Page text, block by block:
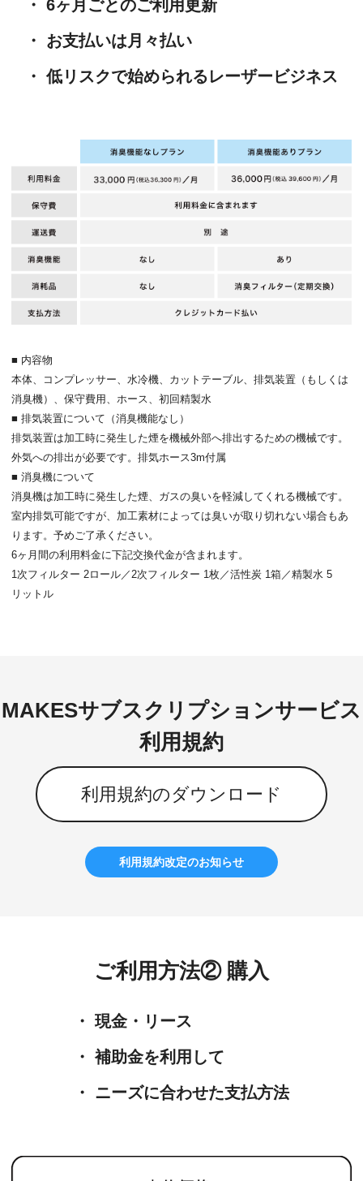
・ 6ヶ月ごとのご利用更新
・ お支払いは月々払い
・ 低リスクで始められるレーザービジネス
■ 内容物
本体、コンプレッサー、水冷機、カットテーブル、排気装置（もしくは
消臭機）、保守費用、ホース、初回精製水
■ 排気装置について（消臭機能なし）
排気装置は加工時に発生した煙を機械外部へ排出するための機械です。
外気への排出が必要です。排気ホース3m付属
■ 消臭機について
消臭機は加工時に発生した煙、ガスの臭いを軽減してくれる機械です。
室内排気可能ですが、加工素材によっては臭いが取り切れない場合もあ
ります。予めご了承ください。
6ヶ月間の利用料金に下記交換代金が含まれます。
1次フィルター 2ロール／2次フィルター 1枚／活性炭 1箱／精製水 5
リットル
MAKESサブスクリプションサービス
利用規約
利用規約のダウンロード
利用規約改定のお知らせ
ご利用方法② 購入
・ 現金・リース
・ 補助金を利用して
・ ニーズに合わせた支払方法